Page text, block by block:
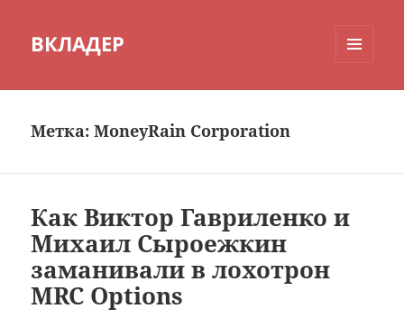
ВКЛАДЕР
Метка:MoneyRain Corporation
Как Виктор Гавриленко и
Михаил Сыроежкин
заманивали в лохотрон
MRC Options